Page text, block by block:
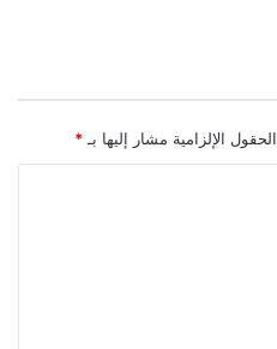
الحقول الإلزامية مشار إليها بـ *